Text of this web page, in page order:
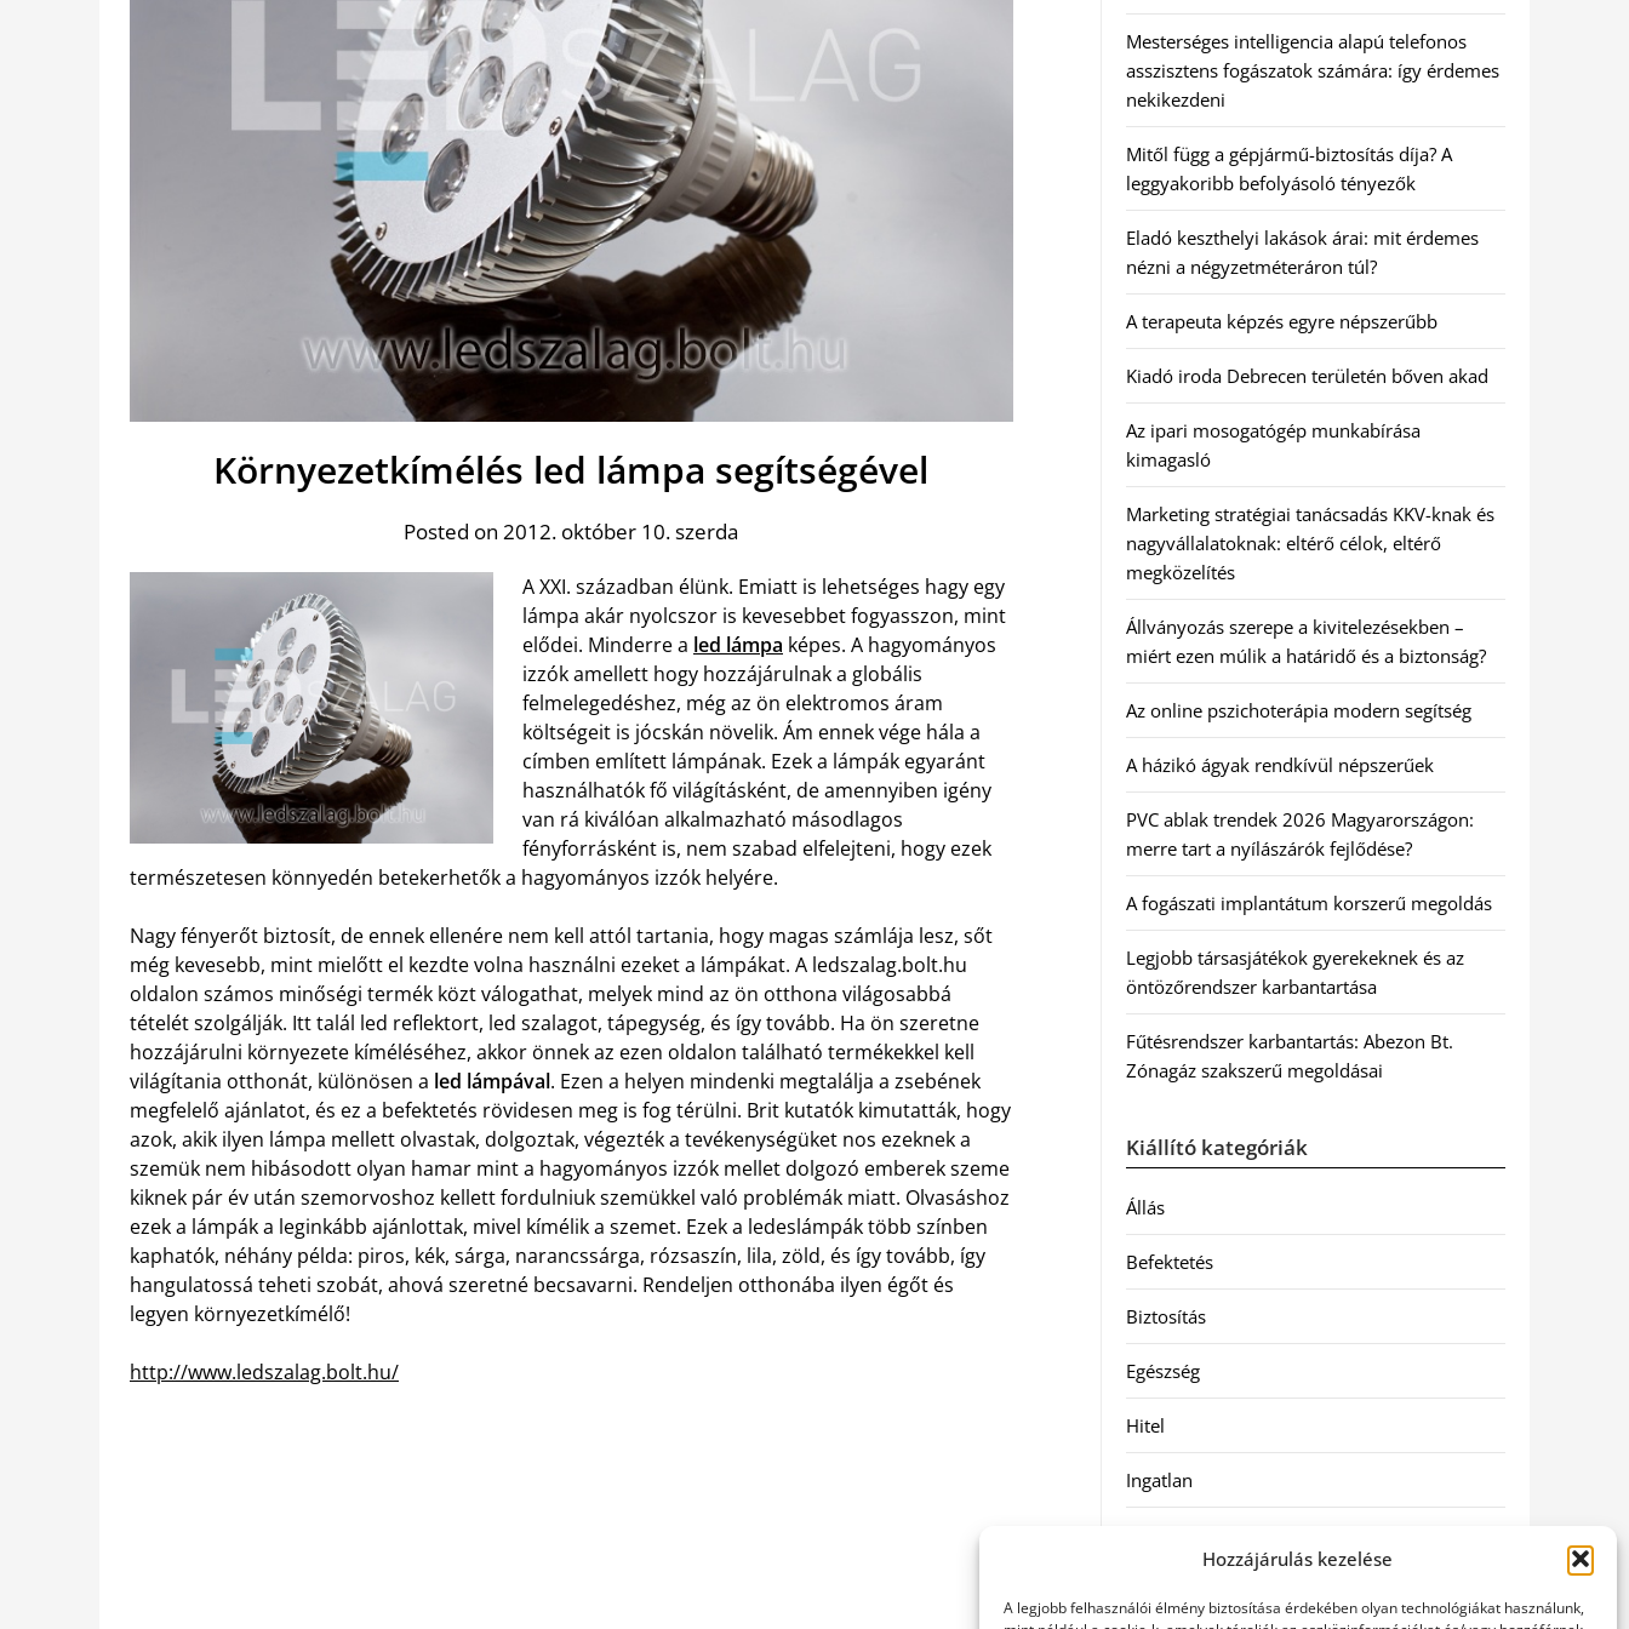
Hozzájárulás kezelése
A legjobb felhasználói élmény biztosítása érdekében olyan technológiákat használunk,
Környezetkímélés led lámpa segítségével
Posted on 2012. október 10. szerda
A XXI. században élünk. Emiatt is lehetséges hagy egy
lámpa akár nyolcszor is kevesebbet fogyasszon, mint
elődei. Minderre a led lámpa képes. A hagyományos
izzók amellett hogy hozzájárulnak a globális
felmelegedéshez, még az ön elektromos áram
költségeit is jócskán növelik. Ám ennek vége hála a
címben említett lámpának. Ezek a lámpák egyaránt
használhatók fő világításként, de amennyiben igény
van rá kiválóan alkalmazható másodlagos
fényforrásként is, nem szabad elfelejteni, hogy ezek
természetesen könnyedén betekerhetők a hagyományos izzók helyére.
Nagy fényerőt biztosít, de ennek ellenére nem kell attól tartania, hogy magas számlája lesz, sőt
még kevesebb, mint mielőtt el kezdte volna használni ezeket a lámpákat. A ledszalag.bolt.hu
oldalon számos minőségi termék közt válogathat, melyek mind az ön otthona világosabbá
tételét szolgálják. Itt talál led reflektort, led szalagot, tápegység, és így tovább. Ha ön szeretne
hozzájárulni környezete kíméléséhez, akkor önnek az ezen oldalon található termékekkel kell
világítania otthonát, különösen a led lámpával. Ezen a helyen mindenki megtalálja a zsebének
megfelelő ajánlatot, és ez a befektetés rövidesen meg is fog térülni. Brit kutatók kimutatták, hogy
azok, akik ilyen lámpa mellett olvastak, dolgoztak, végezték a tevékenységüket nos ezeknek a
szemük nem hibásodott olyan hamar mint a hagyományos izzók mellet dolgozó emberek szeme
kiknek pár év után szemorvoshoz kellett fordulniuk szemükkel való problémák miatt. Olvasáshoz
ezek a lámpák a leginkább ajánlottak, mivel kímélik a szemet. Ezek a ledeslámpák több színben
kaphatók, néhány példa: piros, kék, sárga, narancssárga, rózsaszín, lila, zöld, és így tovább, így
hangulatossá teheti szobát, ahová szeretné becsavarni. Rendeljen otthonába ilyen égőt és
legyen környezetkímélő!
http://www.ledszalag.bolt.hu/
Mesterséges intelligencia alapú telefonos
asszisztens fogászatok számára: így érdemes
nekikezdeni
Mitől függ a gépjármű-biztosítás díja? A
leggyakoribb befolyásoló tényezők
Eladó keszthelyi lakások árai: mit érdemes
nézni a négyzetméteráron túl?
A terapeuta képzés egyre népszerűbb
Kiadó iroda Debrecen területén bőven akad
Az ipari mosogatógép munkabírása
kimagasló
Marketing stratégiai tanácsadás KKV-knak és
nagyvállalatoknak: eltérő célok, eltérő
megközelítés
Állványozás szerepe a kivitelezésekben –
miért ezen múlik a határidő és a biztonság?
Az online pszichoterápia modern segítség
A házikó ágyak rendkívül népszerűek
PVC ablak trendek 2026 Magyarországon:
merre tart a nyílászárók fejlődése?
A fogászati implantátum korszerű megoldás
Legjobb társasjátékok gyerekeknek és az
öntözőrendszer karbantartása
Fűtésrendszer karbantartás: Abezon Bt.
Zónagáz szakszerű megoldásai
Kiállító kategóriák
Állás
Befektetés
Biztosítás
Egészség
Hitel
Ingatlan